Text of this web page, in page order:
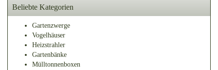
Beliebte Kategorien
Gartenzwerge
Vogelhäuser
Heizstrahler
Gartenbänke
Mülltonnenboxen